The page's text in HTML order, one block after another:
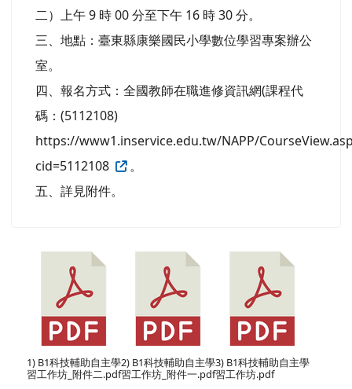
二）上午 9 時 00 分至下午 16 時 30 分。
三、地點：臺東縣康樂國民小學數位學習專案辦公
室。
四、報名方式：全國教師在職進修資訊網(課程代
碼：(5112108)
https://www1.inservice.edu.tw/NAPP/
cid=5112108
。
五、詳見附件。
1) B1科技輔助自主學
習工作坊_附件二.pdf
2) B1科技輔助自主學
習工作坊_附件一.pdf
3) B1科技輔助自主學
習工作坊.pdf